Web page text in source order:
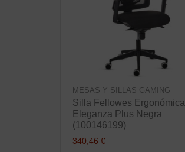
MESAS Y SILLAS GAMING
Silla Fellowes Ergonómica
Eleganza Plus Negra
(100146199)
340,46 €